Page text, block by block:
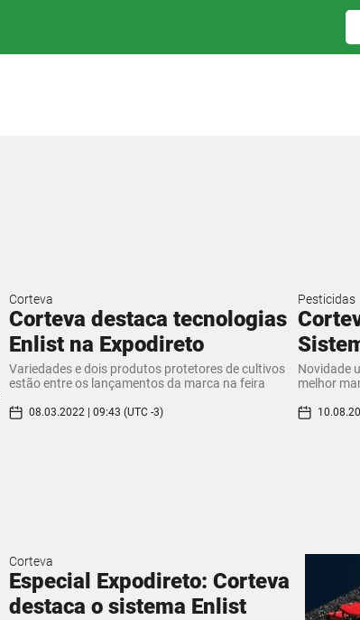
Corteva
Corteva destaca tecnologias
Enlist na Expodireto
Variedades e dois produtos protetores de cultivos
estão entre os lançamentos da marca na feira
08.03.2022 | 09:43 (UTC -3)
Pesticidas
Novidade
melhor
Corteva
Especial Expodireto: Corteva
destaca o sistema Enlist